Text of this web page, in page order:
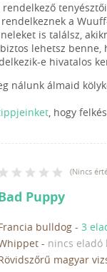
a
is találsz,
lehetsz
e hivatalos
nálunk álmaid
, hogy
(Nincs
Puppy
bulldog - 3
- nincs eladó
magyar